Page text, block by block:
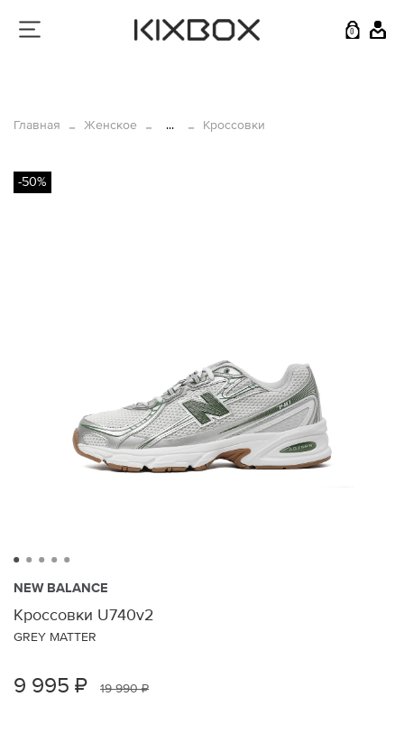
0
Главная Женское ... Кроссовки
-50%
NEW BALANCE
Кроссовки U740v2
GREY MATTER
9 995 ₽ 19 990 ₽